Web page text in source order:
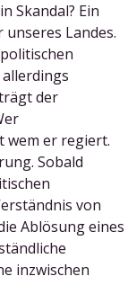
Skandal? Ein
Landes.
der
wem er regiert.
Sobald
von
Ablösung eines
inzwischen